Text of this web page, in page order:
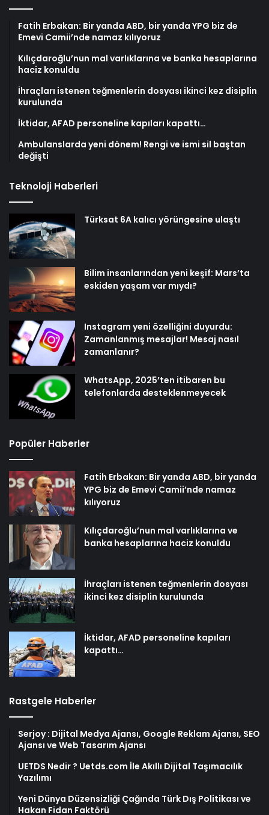
Fatih Erbakan: Bir yanda ABD, bir yanda YPG biz de
Emevi Camii’nde namaz kılıyoruz
Kılıçdaroğlu’nun mal varlıklarına ve banka hesaplarına
haciz konuldu
İhraçları istenen teğmenlerin dosyası ikinci kez disiplin
kurulunda
İktidar, AFAD personeline kapıları kapattı…
Ambulanslarda yeni dönem! Rengi ve ismi sil baştan
değişti
Teknoloji Haberleri
Türksat 6A kalıcı yörüngesine ulaştı
Bilim insanlarından yeni keşif: Mars’ta
eskiden yaşam var mıydı?
Instagram yeni özelliğini duyurdu:
Zamanlanmış mesajlar! Mesaj nasıl
zamanlanır?
WhatsApp, 2025’ten itibaren bu
telefonlarda desteklenmeyecek
Popüler Haberler
Fatih Erbakan: Bir yanda ABD, bir yanda
YPG biz de Emevi Camii’nde namaz
kılıyoruz
Kılıçdaroğlu’nun mal varlıklarına ve
banka hesaplarına haciz konuldu
İhraçları istenen teğmenlerin dosyası
ikinci kez disiplin kurulunda
İktidar, AFAD personeline kapıları
kapattı…
Rastgele Haberler
Serjoy : Dijital Medya Ajansı, Google Reklam Ajansı, SEO
Ajansı ve Web Tasarım Ajansı
UETDS Nedir ? Uetds.com İle Akıllı Dijital Taşımacılık
Yazılımı
Yeni Dünya Düzensizliği Çağında Türk Dış Politikası ve
Hakan Fidan Faktörü